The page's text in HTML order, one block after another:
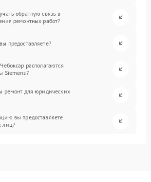
обратную связь в
ремонтных работ?
предоставляете?
располагаются
Siemens?
ремонт для юридических
вы предоставляете
лиц?